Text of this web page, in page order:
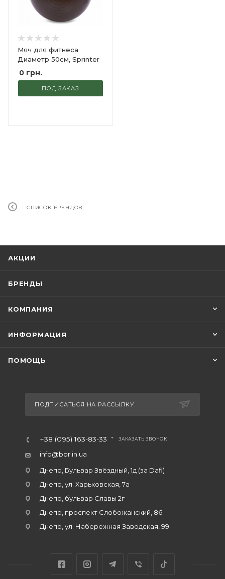
Мяч для фитнеса
Диаметр 50см, Sprinter
0 грн.
ПОД ЗАКАЗ
СПИСОК БРЕНДОВ
АКЦИИ
БРЕНДЫ
КОМПАНИЯ
ИНФОРМАЦИЯ
ПОМОЩЬ
ПОДПИСАТЬСЯ НА РАССЫЛКУ
+38 (095) 163-83-33 ЗАКАЗАТЬ ЗВОНОК
info@bbr.in.ua
Днепр, Бульвар Звёздный, 1д (за Dafi)
Днепр, ул. Харьковская, 7а
Днепр, бульвар Славы 2г
Днепр, проспект Слобожанский, 86
Днепр, ул. Набережная Заводская, 99